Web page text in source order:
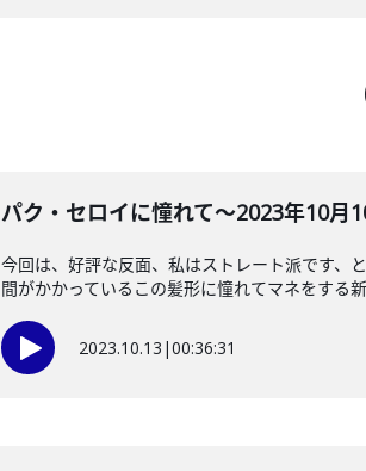
パク・セロイに憧れて～2023年10月
今回は、好評な反面、私はストレート派です、
間がかかっているこの髪形に憧れてマネをする
2023.10.13 |00:36:31